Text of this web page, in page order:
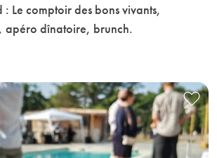
: Le comptoir des bons vivants,
apéro dînatoire, brunch.